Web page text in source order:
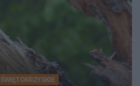
ŚWIĘTOKRZYSKIE